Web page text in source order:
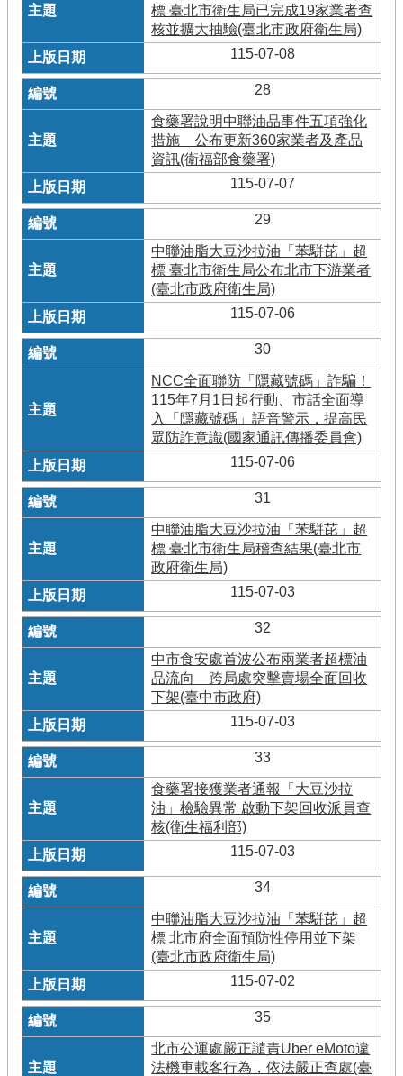
標 臺北市衛生局已完成19家業者查
核並擴大抽驗(臺北市政府衛生局)
115-07-08
28
食藥署說明中聯油品事件五項強化
措施 公布更新360家業者及產品
資訊(衛福部食藥署)
115-07-07
29
中聯油脂大豆沙拉油「苯駢芘」超
標 臺北市衛生局公布北市下游業者
(臺北市政府衛生局)
115-07-06
30
NCC全面聯防「隱藏號碼」詐騙！
115年7月1日起行動、市話全面導
入「隱藏號碼」語音警示，提高民
眾防詐意識(國家通訊傳播委員會)
115-07-06
31
中聯油脂大豆沙拉油「苯駢芘」超
標 臺北市衛生局稽查結果(臺北市
政府衛生局)
115-07-03
32
中市食安處首波公布兩業者超標油
品流向 跨局處突擊賣場全面回收
下架(臺中市政府)
115-07-03
33
食藥署接獲業者通報「大豆沙拉
油」檢驗異常 啟動下架回收派員查
核(衛生福利部)
115-07-03
34
中聯油脂大豆沙拉油「苯駢芘」超
標 北市府全面預防性停用並下架
(臺北市政府衛生局)
115-07-02
35
北市公運處嚴正譴責Uber eMoto違
法機車載客行為，依法嚴正查處(臺